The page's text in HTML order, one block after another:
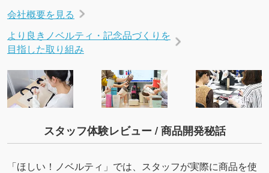
会社概要を見る
より良きノベルティ・記念品づくりを
目指した取り組み
スタッフ体験レビュー / 商品開発秘話
「ほしい！ノベルティ」では、スタッフが実際に商品を使